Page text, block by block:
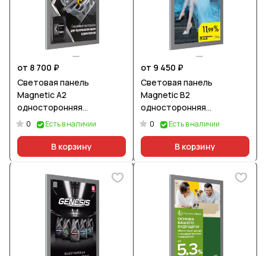
от 8 700 ₽
Световая панель
Magnetic А2
односторонняя
настенная
0 Есть в наличии
В корзину
от 9 450 ₽
Световая панель
Magnetic В2
односторонняя
настенная
0 Есть в наличии
В корзину